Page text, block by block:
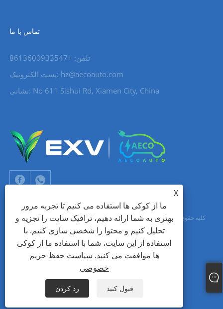
تماس با ما
تلفن: +8613600933547
پست الکترونیک: hz@aecoauto.com
نشانی: No 611 Sishui Rd, Xiamen City, China
حق چاپ © 2024 Xiamen Aecoauto Technology Co., Ltd. کلیه حقوق محفوظ
پشتیبانی فنی وب سایت:
شبکه TIANYU
RSS
XML
سیاست حفظ حریم خصوصی
X
ما از کوکی ها استفاده می کنیم تا تجربه مرور
بهتری به شما ارائه دهیم، ترافیک سایت را تجزیه و
تحلیل کنیم و محتوا را شخصی سازی کنیم. با
استفاده از این سایت، شما با استفاده ما از کوکی
ها موافقت می کنید. سیاست حفظ حریم
خصوصی
رد کردن قبول کنید